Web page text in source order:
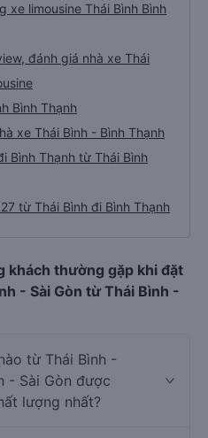
xe limousine Thái Bình Bình
đánh giá nhà xe Thái
Bình Thạnh
xe Thái Bình - Bình Thạnh
Bình Thạnh từ Thái Bình
từ Thái Bình đi Bình Thạnh
khách thường gặp khi đặt
- Sài Gòn từ Thái Bình -
từ Thái Bình -
- Sài Gòn được
lượng nhất?